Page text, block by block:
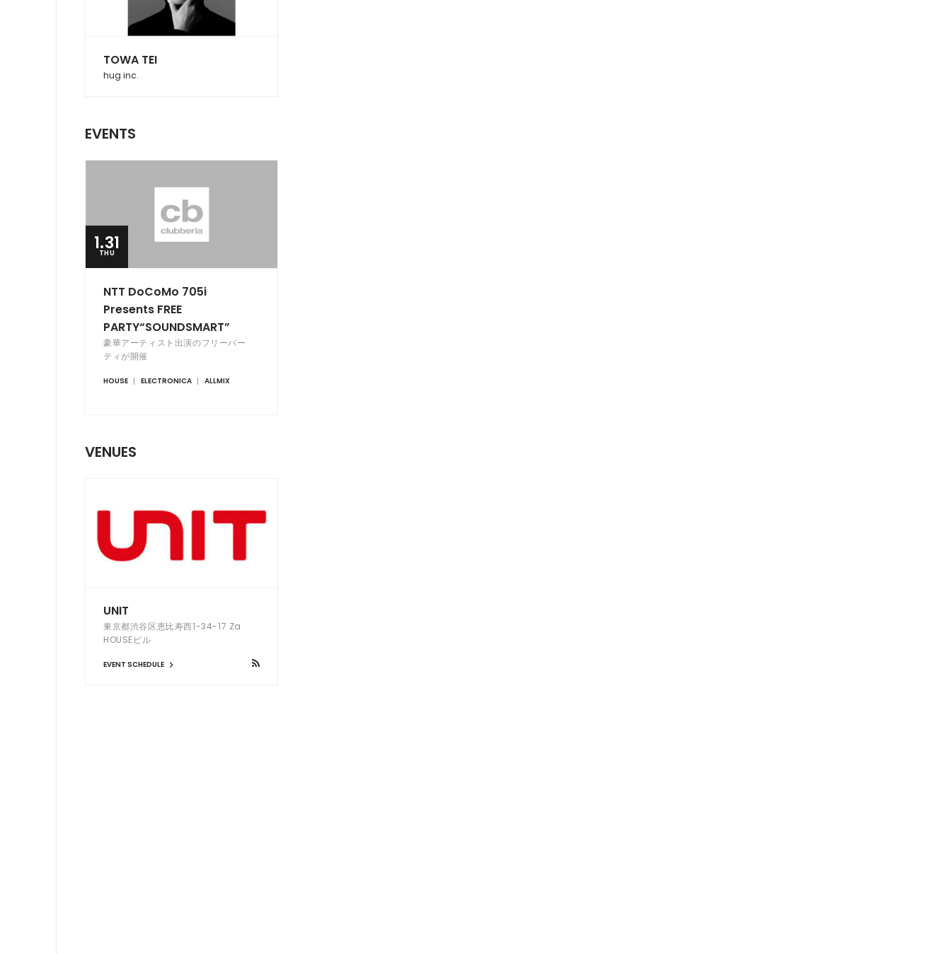
TOWA TEI
hug inc.
EVENTS
1.31
THU
NTT DoCoMo 705i
Presents FREE
PARTY“SOUNDSMART”
豪華アーティスト出演のフリーパー
ティが開催
HOUSE ELECTRONICA ALLMIX
VENUES
UNIT
東京都渋谷区恵比寿西1-34-17 Za
HOUSEビル
EVENT SCHEDULE